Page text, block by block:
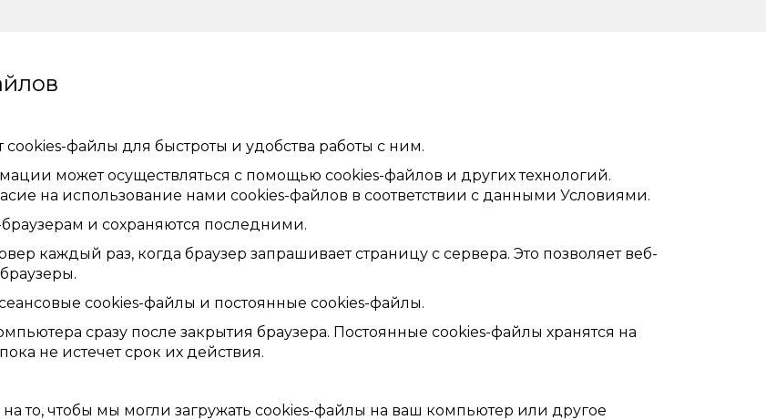
файлы для быстроты и удобства работы с ним.
может осуществляться с помощью cookies-файлов и других технологий.
на использование нами cookies-файлов в соответствии с данными Условиями.
и сохраняются последними.
каждый раз, когда браузер запрашивает страницу с сервера. Это позволяет веб-
cookies-файлы и постоянные cookies-файлы.
сразу после закрытия браузера. Постоянные cookies-файлы хранятся на
не истечет срок их действия.
на то, чтобы мы могли загружать cookies-файлы на ваш компьютер или другое